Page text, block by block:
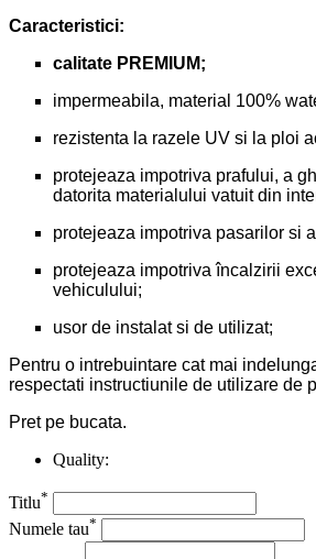
Caracteristici:
calitate PREMIUM;
impermeabila, material 100%
rezistenta la razele UV si la ploi
protejeaza impotriva prafului, a
datorita materialului vatuit din
protejeaza impotriva pasarilor si
protejeaza impotriva încalzirii
vehiculului;
usor de instalat si de utilizat;
Pentru o intrebuintare cat mai
respectati instructiunile de utilizare de
Pret pe bucata.
Quality:
Titlu*
Numele tau*